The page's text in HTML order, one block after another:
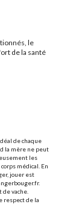
le
de la santé
de chaque
la mère ne peut
les
médical. En
jouer est
vache.
respect de la